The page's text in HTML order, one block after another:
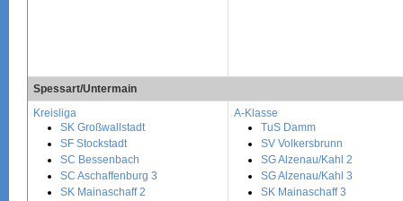
Spessart/Untermain
Kreisliga
SK Großwallstadt
SF Stockstadt
SC Bessenbach
SC Aschaffenburg 3
SK Mainaschaff 2
A-Klasse
TuS Damm
SV Volkersbrunn
SG Alzenau/Kahl 2
SG Alzenau/Kahl 3
SK Mainaschaff 3